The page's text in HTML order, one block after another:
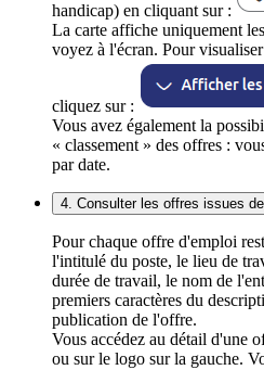
handicap) en cliquant sur :
La carte affiche uniquement
voyez à l'écran. Pour
cliquez sur :
Vous avez également la
« classement » des offres :
par date.
4. Consulter les offres issues
Pour chaque offre d'emploi
l'intitulé du poste, le lieu de
durée de travail, le nom de
premiers caractères du
publication de l'offre.
Vous accédez au détail d'une
ou sur le logo sur la gauche.